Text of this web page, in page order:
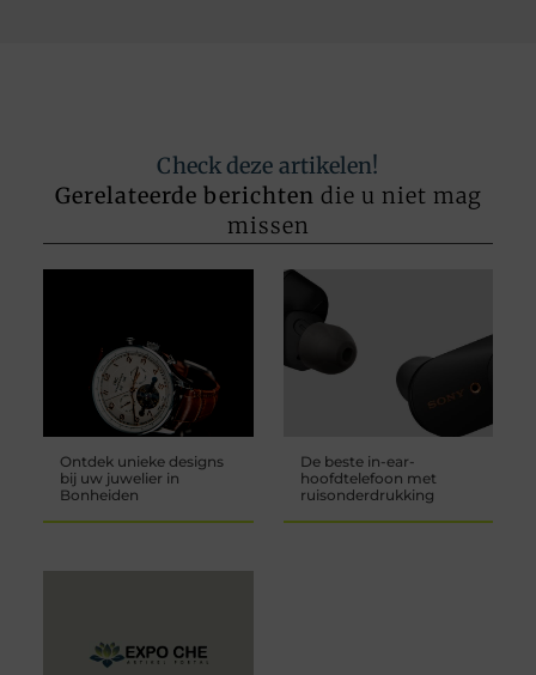
Check deze artikelen!
Gerelateerde berichten die u niet mag
missen
Ontdek unieke designs
bij uw juwelier in
Bonheiden
De beste in-ear-
hoofdtelefoon met
ruisonderdrukking